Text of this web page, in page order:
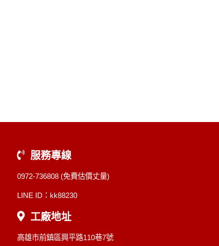
服務專線
0972-736808 (免費估價丈量)
LINE ID：kk88230
工廠地址
高雄市前鎮區興平路110巷7號